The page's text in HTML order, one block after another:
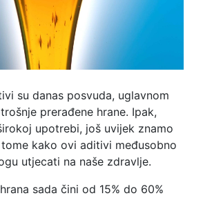
su danas posvuda, uglavnom
prerađene hrane. Ipak,
upotrebi, još uvijek znamo
kako ovi aditivi međusobno
utjecati na naše zdravlje.
sada čini od 15% do 60%